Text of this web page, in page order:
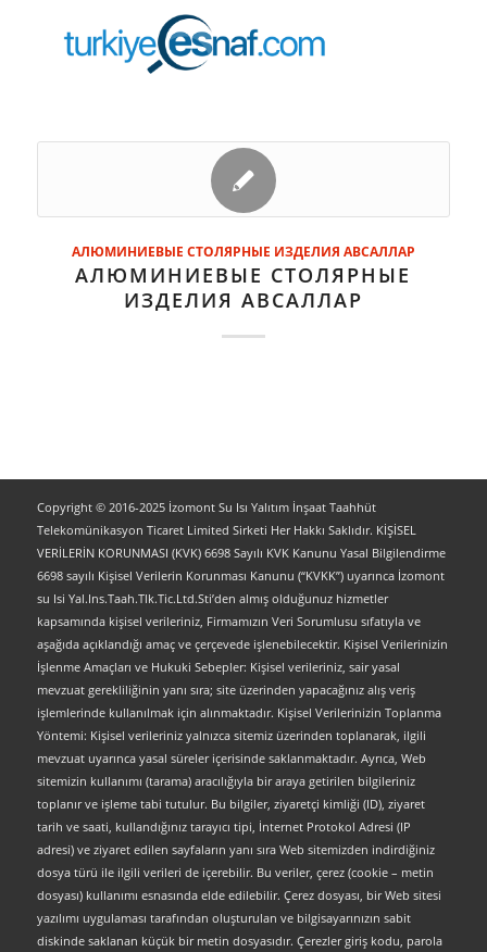
АЛЮМИНИЕВЫЕ СТОЛЯРНЫЕ ИЗДЕЛИЯ АВСАЛЛАР
АЛЮМИНИЕВЫЕ СТОЛЯРНЫЕ
ИЗДЕЛИЯ АВСАЛЛАР
Copyright © 2016-2025 İzomont Su Isı Yalıtım İnşaat Taahhüt
Telekomünikasyon Ticaret Limited Sirketi Her Hakkı Saklıdır. KİŞİSEL
VERİLERİN KORUNMASI (KVK) 6698 Sayılı KVK Kanunu Yasal Bilgilendirme
6698 sayılı Kişisel Verilerin Korunması Kanunu (“KVKK”) uyarınca İzomont
su Isi Yal.Ins.Taah.Tlk.Tic.Ltd.Sti’den almış olduğunuz hizmetler
kapsamında kişisel verileriniz, Firmamızın Veri Sorumlusu sıfatıyla ve
aşağıda açıklandığı amaç ve çerçevede işlenebilecektir. Kişisel Verilerinizin
İşlenme Amaçları ve Hukuki Sebepler: Kişisel verileriniz, sair yasal
mevzuat gerekliliğinin yanı sıra; site üzerinden yapacağınız alış veriş
işlemlerinde kullanılmak için alınmaktadır. Kişisel Verilerinizin Toplanma
Yöntemi: Kişisel verileriniz yalnızca sitemiz üzerinden toplanarak, ilgili
mevzuat uyarınca yasal süreler içerisinde saklanmaktadır. Ayrıca, Web
sitemizin kullanımı (tarama) aracılığıyla bir araya getirilen bilgileriniz
toplanır ve işleme tabi tutulur. Bu bilgiler, ziyaretçi kimliği (ID), ziyaret
tarih ve saati, kullandığınız tarayıcı tipi, İnternet Protokol Adresi (IP
adresi) ve ziyaret edilen sayfaların yanı sıra Web sitemizden indirdiğiniz
dosya türü ile ilgili verileri de içerebilir. Bu veriler, çerez (cookie – metin
dosyası) kullanımı esnasında elde edilebilir. Çerez dosyası, bir Web sitesi
yazılımı uygulaması tarafından oluşturulan ve bilgisayarınızın sabit
diskinde saklanan küçük bir metin dosyasıdır. Çerezler giriş kodu, parola